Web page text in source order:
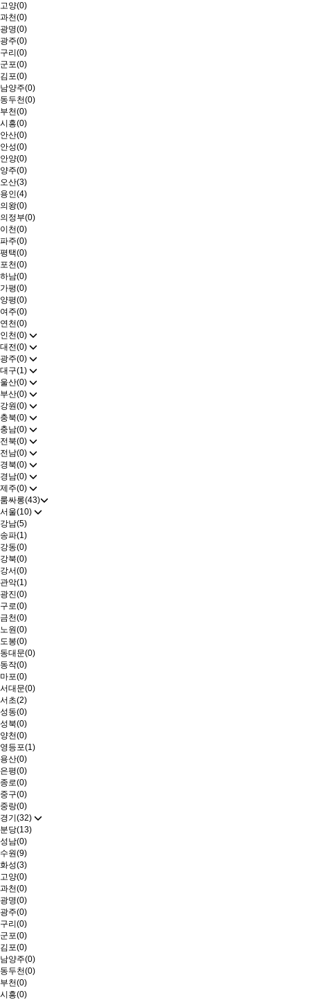
고양(0)
과천(0)
광명(0)
광주(0)
구리(0)
군포(0)
김포(0)
남양주(0)
동두천(0)
부천(0)
시흥(0)
안산(0)
안성(0)
안양(0)
양주(0)
오산(3)
용인(4)
의왕(0)
의정부(0)
이천(0)
파주(0)
평택(0)
포천(0)
하남(0)
가평(0)
양평(0)
여주(0)
연천(0)
인천(0)
대전(0)
광주(0)
대구(1)
울산(0)
부산(0)
강원(0)
충북(0)
충남(0)
전북(0)
전남(0)
경북(0)
경남(0)
제주(0)
룸싸롱(43)
서울(10)
강남(5)
송파(1)
강동(0)
강북(0)
강서(0)
관악(1)
광진(0)
구로(0)
금천(0)
노원(0)
도봉(0)
동대문(0)
동작(0)
마포(0)
서대문(0)
서초(2)
성동(0)
성북(0)
양천(0)
영등포(1)
용산(0)
은평(0)
종로(0)
중구(0)
중랑(0)
경기(32)
분당(13)
성남(0)
수원(9)
화성(3)
고양(0)
과천(0)
광명(0)
광주(0)
구리(0)
군포(0)
김포(0)
남양주(0)
동두천(0)
부천(0)
시흥(0)